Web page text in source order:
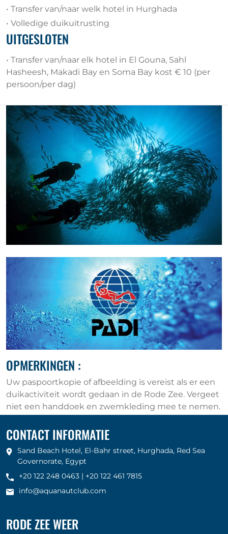
• Transfer van/naar welk hotel in Hurghada
• Volledige duikuitrusting
UITGESLOTEN
• Transfer van/naar elk hotel in El Gouna, Sahl
Hasheesh, Makadi Bay en Soma Bay kost € 10 (per
persoon/per dag)
OPMERKINGEN :
Uw paspoortkopie of afbeelding is vereist als er een
duikactiviteit wordt gedaan in de Rode Zee. Vergeet
niet een handdoek en zwemkleding mee te nemen.
CONTACT INFORMATIE
Sand Beach Hotel, El-Bahr street, Hurghada, Red Sea
Governorate, Egypt
+20 122 248 0463 | +20 122 461 7815
info@aquanautclub.com
RODE ZEE WEER